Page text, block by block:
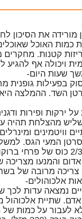
את הסיכון
כמות האוכל
קטנות.
אף להגיע לחסכון של כ-
שעות היום-
בפעילות
ירקות ופירות
מהצלחת תהיה
המעי הגס.
והמנעו
צריכה מרובה של
אלכוהולים-
נמצאה עדות לכך
אדם. שתיית